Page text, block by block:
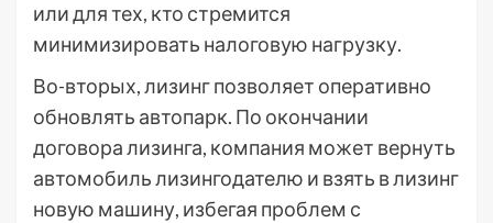
или для тех, кто стремится
минимизировать налоговую нагрузку.
Во-вторых, лизинг позволяет оперативно
обновлять автопарк. По окончании
договора лизинга, компания может вернуть
автомобиль лизингодателю и взять в лизинг
новую машину, избегая проблем с